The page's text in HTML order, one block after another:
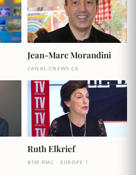
Jean-Marc Morandini
CANAL-CNEWS-C8
Ruth Elkrief
BFM-RMC · EUROPE 1